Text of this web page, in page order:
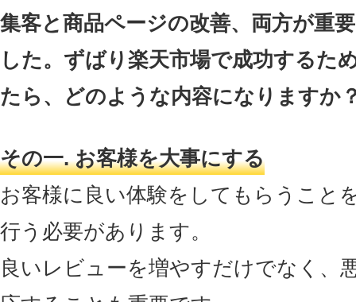
集客と商品ページの改善、両方が重
した。ずばり楽天市場で成功するた
たら、どのような内容になりますか
その一. お客様を大事にする
お客様に良い体験をしてもらうこと
行う必要があります。
良いレビューを増やすだけでなく、